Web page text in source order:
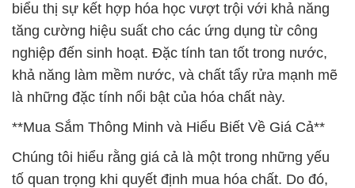
biểu thị sự kết hợp hóa học vượt trội với khả năng
tăng cường hiệu suất cho các ứng dụng từ công
nghiệp đến sinh hoạt. Đặc tính tan tốt trong nước,
khả năng làm mềm nước, và chất tẩy rửa mạnh mẽ
là những đặc tính nổi bật của hóa chất này.
**Mua Sắm Thông Minh và Hiểu Biết Về Giá Cả**
Chúng tôi hiểu rằng giá cả là một trong những yếu
tố quan trọng khi quyết định mua hóa chất. Do đó,